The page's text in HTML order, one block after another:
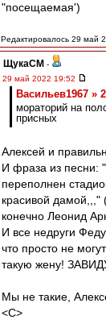
"посещаемая')
Редактировалось 29 май
ЩукаСМ -
29 май 2022 19:52
Васильев1967 »
мораторий на
присных
Алексей и
И фраза из песни:
переполнен
красивой дамой,,,"
конечно Леонид
И все недруги
что просто не
такую жену!
Мы не такие,
<C>